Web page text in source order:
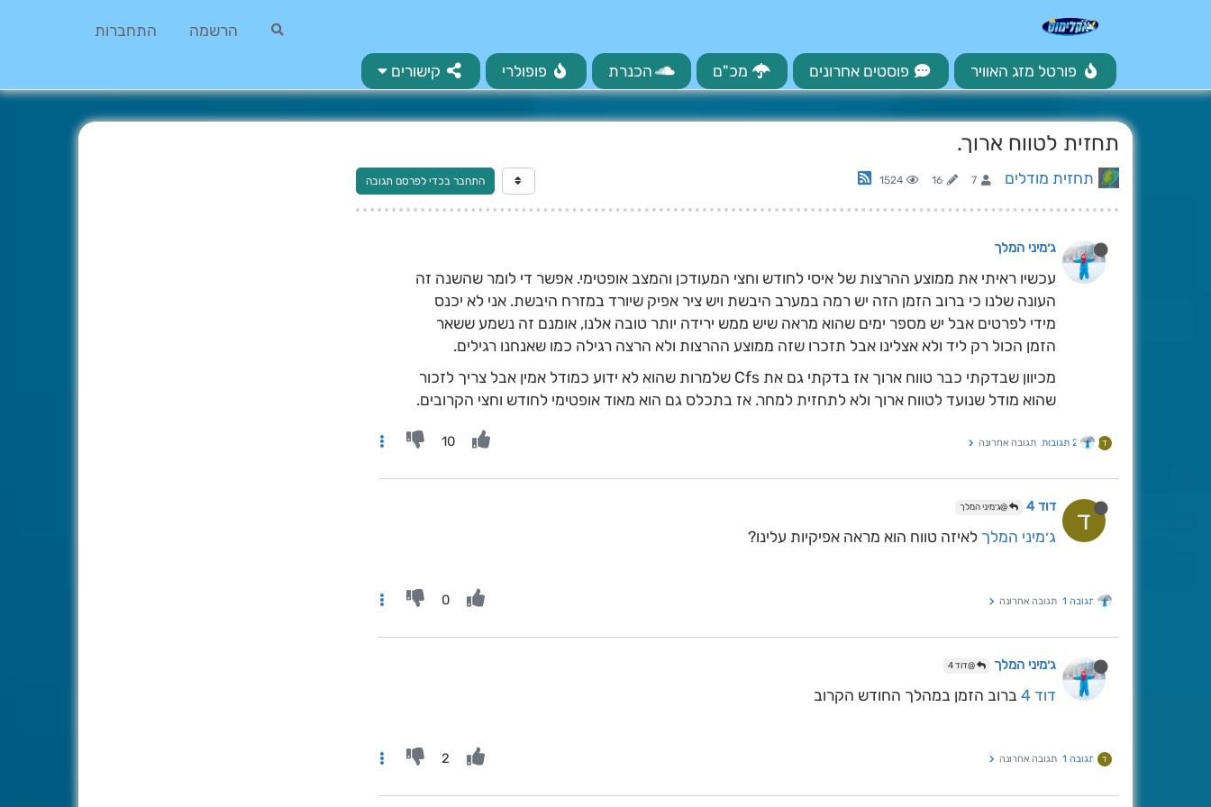
הרשמה התחברות
פורטל מזג האוויר פוסטים אחרונים מכ"ם הכנרת פופולרי קישורים
תחזית לטווח ארוך.
תחזית מודלים 7
16
1524 התחבר בכדי לפרסם תגובה
ג׳מיני המלך
עכשיו ראיתי את ממוצע ההרצות של איסי לחודש וחצי המעודכן והמצב אופטימי. אפשר די לומר שהשנה זה
העונה שלנו כי ברוב הזמן הזה יש רמה במערב היבשת ויש ציר אפיק שיורד במזרח היבשת. אני לא יכנס
מידי לפרטים אבל יש מספר ימים שהוא מראה שיש ממש ירידה יותר טובה אלנו, אומנם זה נשמע ששאר
הזמן הכול רק ליד ולא אצלינו אבל תזכרו שזה ממוצע ההרצות ולא הרצה רגילה כמו שאנחנו רגילים.
מכיוון שבדקתי כבר טווח ארוך אז בדקתי גם את Cfs שלמרות שהוא לא ידוע כמודל אמין אבל צריך לזכור
שהוא מודל שנועד לטווח ארוך ולא לתחזית למחר. אז בתכלס גם הוא מאוד אופטימי לחודש וחצי הקרובים.
ד 2 תגובות תגובה אחרונה 10
ד דוד 4 @ג׳מיני המלך
ג׳מיני המלך לאיזה טווח הוא מראה אפיקיות עלינו?
תגובה 1 תגובה אחרונה 0
ג׳מיני המלך @דוד 4
דוד 4 ברוב הזמן במהלך החודש הקרוב
ד תגובה 1 תגובה אחרונה 2